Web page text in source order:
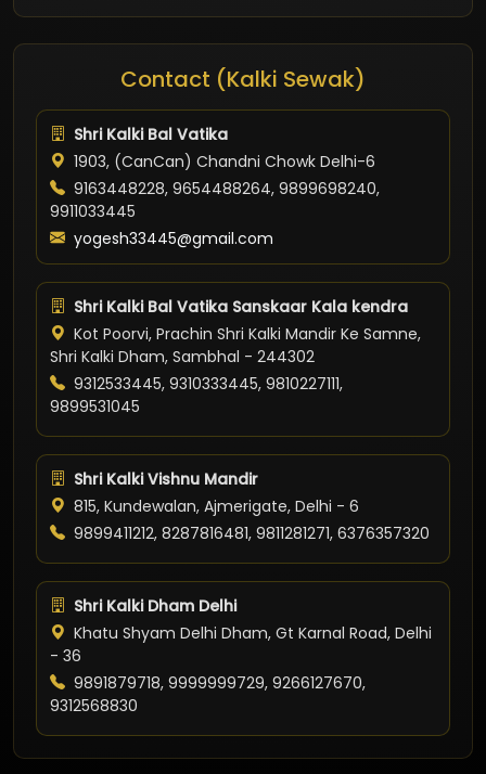
Contact (Kalki Sewak)
Shri Kalki Bal Vatika
1903, (CanCan) Chandni Chowk Delhi-6
9163448228, 9654488264, 9899698240,
9911033445
yogesh33445@gmail.com
Shri Kalki Bal Vatika Sanskaar Kala kendra
Kot Poorvi, Prachin Shri Kalki Mandir Ke Samne,
Shri Kalki Dham, Sambhal - 244302
9312533445, 9310333445, 9810227111,
9899531045
Shri Kalki Vishnu Mandir
815, Kundewalan, Ajmerigate, Delhi - 6
9899411212, 8287816481, 9811281271, 6376357320
Shri Kalki Dham Delhi
Khatu Shyam Delhi Dham, Gt Karnal Road, Delhi
- 36
9891879718, 9999999729, 9266127670,
9312568830